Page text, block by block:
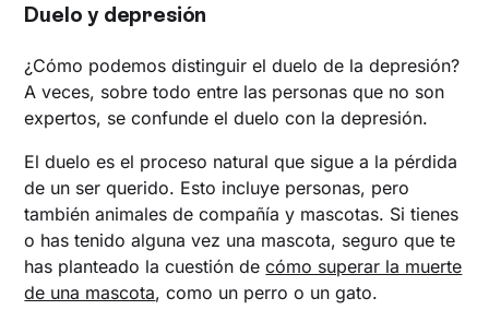
Duelo y depresión
¿Cómo podemos distinguir el duelo de la depresión?
A veces, sobre todo entre las personas que no son
expertos, se confunde el duelo con la depresión.
El duelo es el proceso natural que sigue a la pérdida
de un ser querido. Esto incluye personas, pero
también animales de compañía y mascotas. Si tienes
o has tenido alguna vez una mascota, seguro que te
has planteado la cuestión decómo superar la muerte
de una mascota, como un perro o un gato.